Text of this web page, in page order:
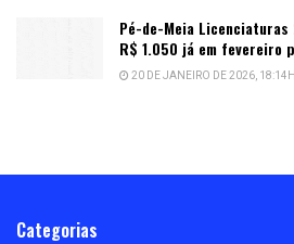
Pé-de-Meia
R$ 1.050 já em fevereiro
20 DE JANEIRO DE 2026, 18:14H
Categorias